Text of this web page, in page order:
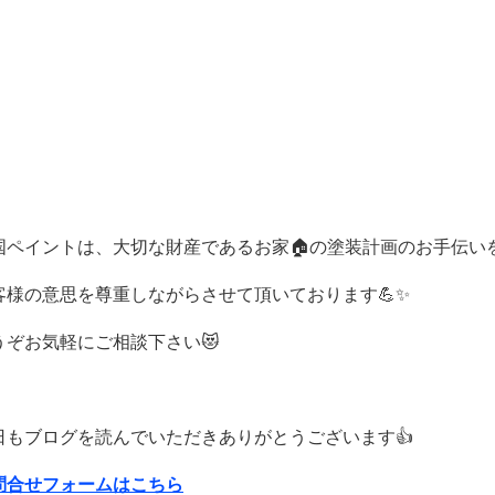
ペイントは、大切な財産であるお家🏠の塗装計画のお手伝い
様の意思を尊重しながらさせて頂いております💪✨
ぞお気軽にご相談下さい😻
もブログを読んでいただきありがとうございます👍
合せフォームはこちら